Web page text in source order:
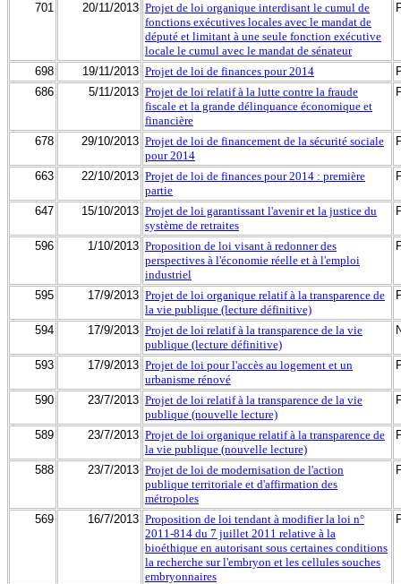
701 20/11/2013 Projet de loi organique interdisant le cumul de
fonctions exécutives locales avec le mandat de
député et limitant à une seule fonction exécutive
locale le cumul avec le mandat de sénateur
698 19/11/2013 Projet de loi de finances pour 2014
686
5/11/2013 Projet de loi relatif à la lutte contre la fraude
fiscale et la grande délinquance économique et
financière
678 29/10/2013 Projet de loi de financement de la sécurité sociale
pour 2014
663 22/10/2013 Projet de loi de finances pour 2014 : première
partie
647 15/10/2013 Projet de loi garantissant l'avenir et la justice du
système de retraites
596 1/10/2013 Proposition de loi visant à redonner des
perspectives à l'économie réelle et à l'emploi
industriel
595 17/9/2013 Projet de loi organique relatif à la transparence de
la vie publique (lecture définitive)
594 17/9/2013 Projet de loi relatif à la transparence de la vie
publique (lecture définitive)
593 17/9/2013 Projet de loi pour l'accès au logement et un
urbanisme rénové
590 23/7/2013 Projet de loi relatif à la transparence de la vie
publique (nouvelle lecture)
589 23/7/2013 Projet de loi organique relatif à la transparence de
la vie publique (nouvelle lecture)
588 23/7/2013 Projet de loi de modernisation de l'action
publique territoriale et d'affirmation des
métropoles
569 16/7/2013 Proposition de loi tendant à modifier la loi n°
2011-814 du 7 juillet 2011 relative à la
bioéthique en autorisant sous certaines conditions
la recherche sur l'embryon et les cellules souches
embryonnaires